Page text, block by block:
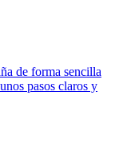
de forma sencilla
pasos claros y